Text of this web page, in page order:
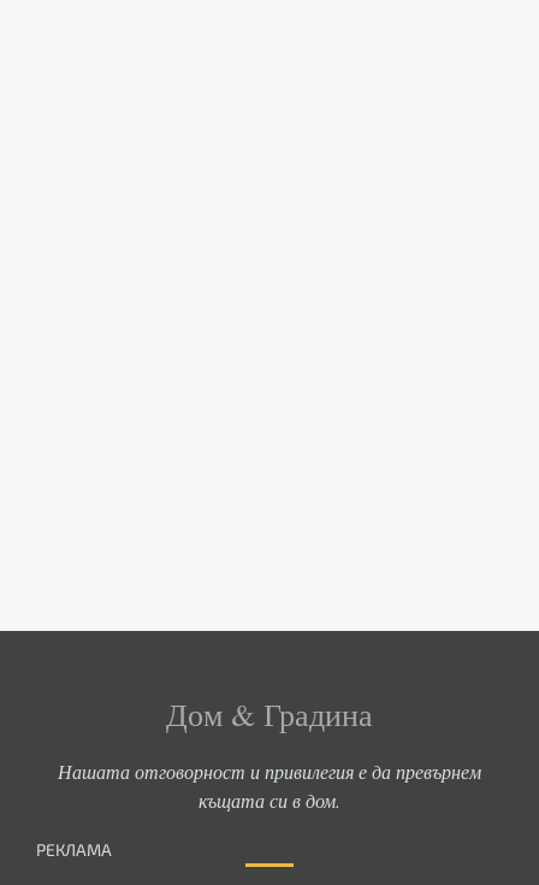
Дом & Градина
Нашата отговорност и привилегия е да превърнем
къщата си в дом.
РЕКЛАМА